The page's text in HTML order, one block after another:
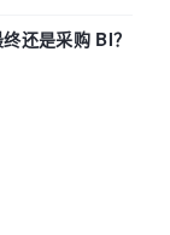
还是采购 BI？